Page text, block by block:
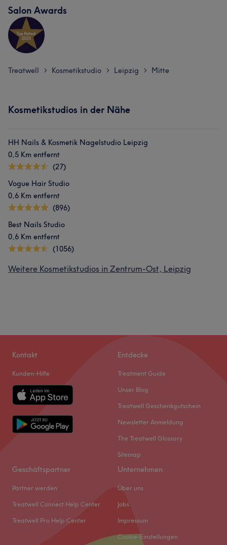
Salon Awards
Treatwell > Kosmetikstudio > Leipzig > Mitte
Kosmetikstudios in der Nähe
HH Nails & Kosmetik Nagelstudio Leipzig
0,5 Km entfernt
(27)
Vogue Hair Studio
0,6 Km entfernt
(896)
Best Nails Studio
0,6 Km entfernt
(1056)
Weitere Kosmetikstudios in Zentrum-Ost, Leipzig
Kontakt
Kunden-Hilfe
Entdecke
Treatment Guide
Unser Blog
Treatwell Geschenkgutschein
Newsletter Anmeldung
The Treatwell Glossary
Sitemap
Geschäftspartner
Partner werden
Treatwell Connect Help Center
Treatwell Pro Help Center
Unternehmen
Über uns
Jobs
Impressum
Cookie-Einstellungen